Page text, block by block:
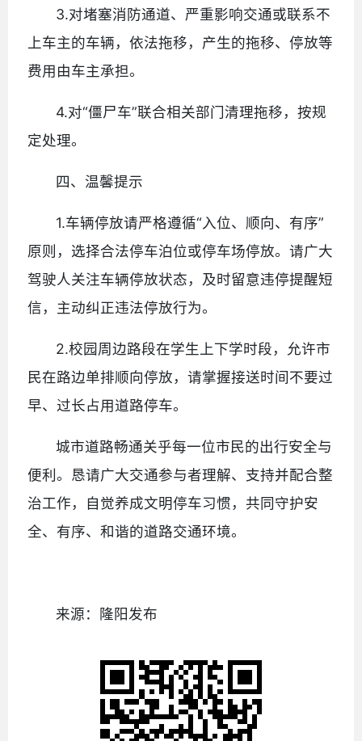
3.对堵塞消防通道、严重影响交通或联系不
上车主的车辆，依法拖移，产生的拖移、停放等
费用由车主承担。
4.对“僵尸车”联合相关部门清理拖移，按规
定处理。
四、温馨提示
1.车辆停放请严格遵循“入位、顺向、有序”
原则，选择合法停车泊位或停车场停放。请广大
驾驶人关注车辆停放状态，及时留意违停提醒短
信，主动纠正违法停放行为。
2.校园周边路段在学生上下学时段，允许市
民在路边单排顺向停放，请掌握接送时间不要过
早、过长占用道路停车。
城市道路畅通关乎每一位市民的出行安全与
便利。恳请广大交通参与者理解、支持并配合整
治工作，自觉养成文明停车习惯，共同守护安
全、有序、和谐的道路交通环境。
来源：隆阳发布